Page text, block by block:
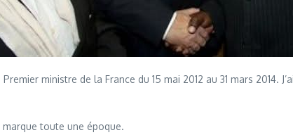
ministre de la France du 15 mai 2012 au 31 mars
toute une époque.